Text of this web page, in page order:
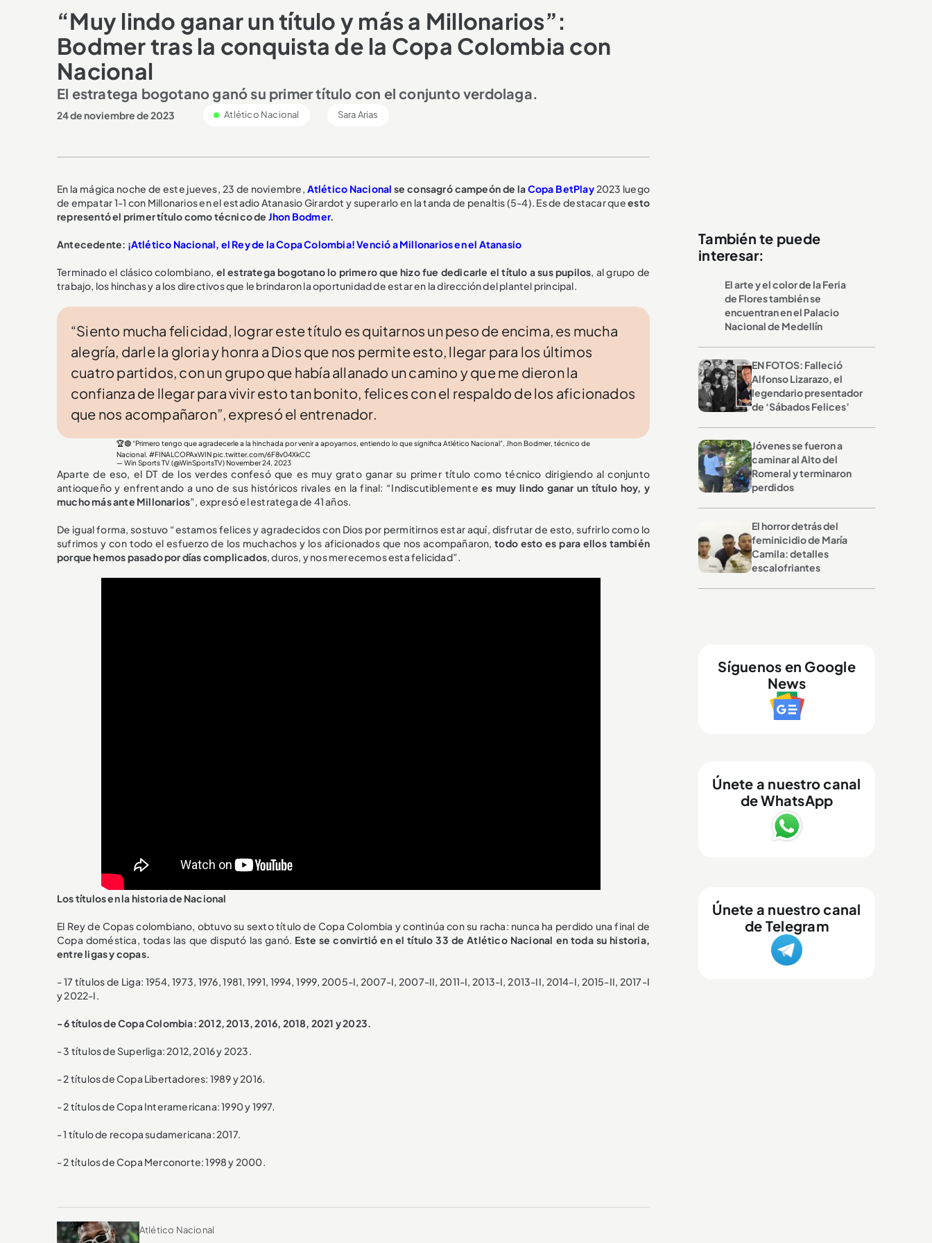
“Muy lindo ganar un título y más a Millonarios”:
Bodmer tras la conquista de la Copa Colombia con
Nacional
El estratega bogotano ganó su primer título con el conjunto verdolaga.
24 de noviembre de 2023 Atlético Nacional Sara Arias
En la mágica noche de este jueves, 23 de noviembre, Atlético Nacional se consagró campeón de laCopa BetPlay2023 luego
de empatar 1-1 con Millonarios en el estadio Atanasio Girardot y superarlo en la tanda de penaltis (5-4). Es de destacar queesto
representó el primer título como técnico de Jhon Bodmer.
Antecedente: ¡Atlético Nacional, el Rey de la Copa Colombia! Venció a Millonarios en el Atanasio
Terminado el clásico colombiano, el estratega bogotano lo primero que hizo fue dedicarle el título a sus pupilos, al grupo de
trabajo, los hinchas y a los directivos que le brindaron la oportunidad de estar en la dirección del plantel principal.
“Siento mucha felicidad, lograr este título es quitarnos un peso de encima, es mucha
alegría, darle la gloria y honra a Dios que nos permite esto, llegar para los últimos
cuatro partidos, con un grupo que había allanado un camino y que me dieron la
confianza de llegar para vivir esto tan bonito, felices con el respaldo de los aficionados
que nos acompañaron”, expresó el entrenador.
🏆🟢 “Primero tengo que agradecerle a la hinchada por venir a apoyarnos, entiendo lo que significa Atlético Nacional”, Jhon Bodmer, técnico de
Nacional. #FINALCOPAxWIN pic.twitter.com/6F8v04XkCC
— Win Sports TV (@WinSportsTV)November 24, 2023
Aparte de eso, el DT de los verdes confesó que es muy grato ganar su primer título como técnico dirigiendo al conjunto
antioqueño y enfrentando a uno de sus históricos rivales en la final: “Indiscutiblementees muy lindo ganar un título hoy, y
mucho más ante Millonarios”, expresó el estratega de 41 años.
De igual forma, sostuvo “estamos felices y agradecidos con Dios por permitirnos estar aquí, disfrutar de esto, sufrirlo como lo
sufrimos y con todo el esfuerzo de los muchachos y los aficionados que nos acompañaron,todo esto es para ellos también
porque hemos pasado por días complicados, duros, y nos merecemos esta felicidad”.
Los títulos en la historia de Nacional
El Rey de Copas colombiano, obtuvo su sexto título de Copa Colombia y continúa con su racha: nunca ha perdido una final de
Copa doméstica, todas las que disputó las ganó. Este se convirtió en el título 33 de Atlético Nacional en toda su historia,
entre ligas y copas.
- 17 títulos de Liga: 1954, 1973, 1976, 1981, 1991, 1994, 1999, 2005-I, 2007-I, 2007-II, 2011-I, 2013-I, 2013-II, 2014-I, 2015-II, 2017-I
y 2022-I.
- 6 títulos de Copa Colombia: 2012, 2013, 2016, 2018, 2021 y 2023.
- 3 títulos de Superliga: 2012, 2016 y 2023.
- 2 títulos de Copa Libertadores: 1989 y 2016.
- 2 títulos de Copa Interamericana: 1990 y 1997.
- 1 título de recopa sudamericana: 2017.
- 2 títulos de Copa Merconorte: 1998 y 2000.
Atlético Nacional
También te puede
interesar:
El arte y el color de la Feria
de Flores también se
encuentran en el Palacio
Nacional de Medellín
EN FOTOS: Falleció
Alfonso Lizarazo, el
legendario presentador
de ‘Sábados Felices’
Jóvenes se fueron a
caminar al Alto del
Romeral y terminaron
perdidos
El horror detrás del
feminicidio de María
Camila: detalles
escalofriantes
Síguenos en Google
News
Únete a nuestro canal
de WhatsApp
Únete a nuestro canal
de Telegram